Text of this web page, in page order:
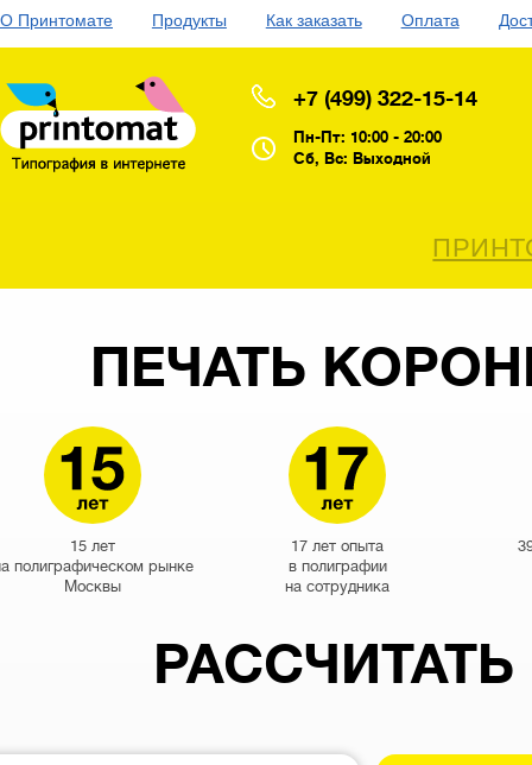
О Принтомате Продукты Как заказать Оплата
+7 (499) 322-15-14
Пн-Пт: 10:00 - 20:00
Сб, Вс: Выходной
ПЕЧАТЬ
15 лет
полиграфическом рынке
Москвы
17 лет опыта
в полиграфии
на сотрудника